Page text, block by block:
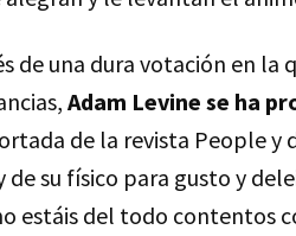
de una dura votación en
Adam Levine se ha
de la revista People y
de su físico para gusto y
estáis del todo contentos